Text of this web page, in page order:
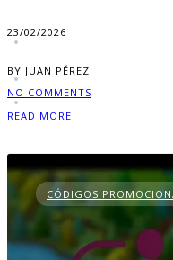
23/02/2026
BY JUAN PÉREZ
NO COMMENTS
READ MORE
CÓDIGOS